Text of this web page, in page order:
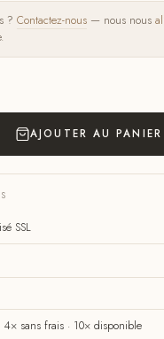
? Contactez-nous — nous nous
AJOUTER AU PANIER
SSL
sans frais · 10× disponible